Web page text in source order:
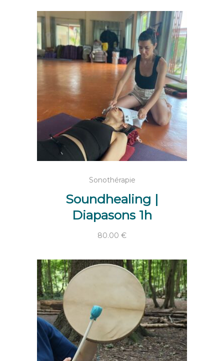
Sonothérapie
Soundhealing |
Diapasons 1h
80.00 €